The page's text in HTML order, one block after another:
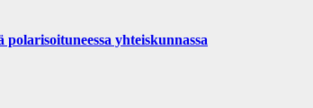
yhteiskunnassa